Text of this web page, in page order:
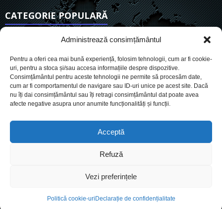
Administrează consimțământul
Pentru a oferi cea mai bună experiență, folosim tehnologii, cum ar fi cookie-
uri, pentru a stoca și/sau accesa informațiile despre dispozitive.
Consimțământul pentru aceste tehnologii ne permite să procesăm date,
cum ar fi comportamentul de navigare sau ID-uri unice pe acest site. Dacă
nu îți dai consimțământul sau îți retragi consimțământul dat poate avea
afecte negative asupra unor anumite funcționalități și funcții.
Acceptă
Refuză
Vezi preferințele
Politică cookie-uri Declarație de confidențialitate
CATEGORIE POPULARĂ
6901
Social
Politic
Economie
Sănătate 559
Despre Noi Termeni si conditii
© Conteaza.ro - Știri, publicitate, marketing